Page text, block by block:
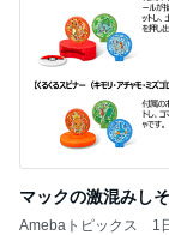
マックの激混みし
Amebaトピックス 1